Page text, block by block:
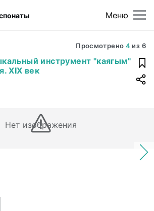
Меню
Просмотрено 4 из 6
инструмент "каягым"
XIX век
Нет изображения